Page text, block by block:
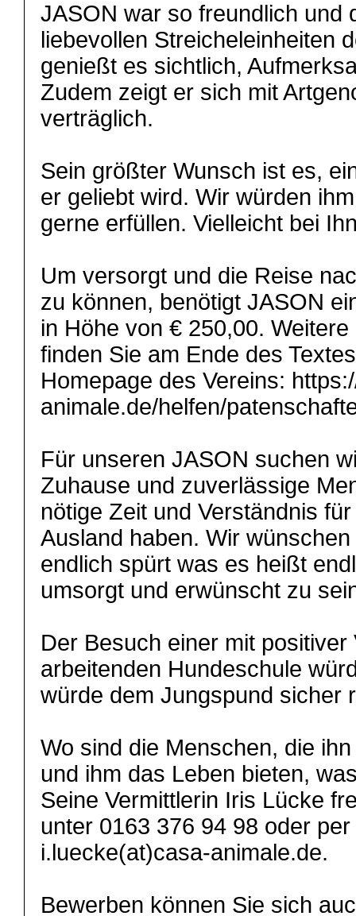
JASON war so freundlich und
liebevollen Streicheleinheiten
genießt es sichtlich,
Zudem zeigt er sich mit
verträglich.
Sein größter Wunsch ist es,
er geliebt wird. Wir würden
gerne erfüllen. Vielleicht bei
Um versorgt und die Reise
zu können, benötigt JASON
in Höhe von € 250,00.
finden Sie am Ende des
Homepage des Vereins:
animale.de/helfen/
Für unseren JASON suchen
Zuhause und zuverlässige
nötige Zeit und Verständnis
Ausland haben. Wir
endlich spürt was es heißt
umsorgt und erwünscht zu
Der Besuch einer mit positiver
arbeitenden Hundeschule
würde dem Jungspund sicher
Wo sind die Menschen, die
und ihm das Leben bieten,
Seine Vermittlerin Iris Lücke
unter 0163 376 94 98 oder
i.luecke(at)casa-animale.de.
Bewerben können Sie sich